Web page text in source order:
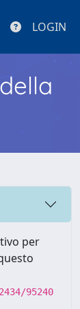
LOGIN
per
95240